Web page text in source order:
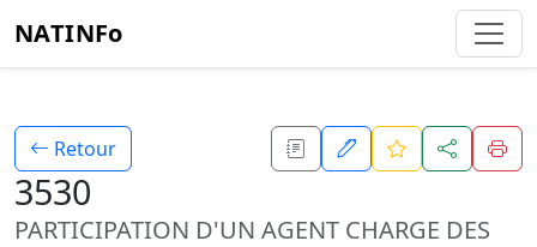
NATINFo
Retour
3530
PARTICIPATION D'UN AGENT CHARGE DES